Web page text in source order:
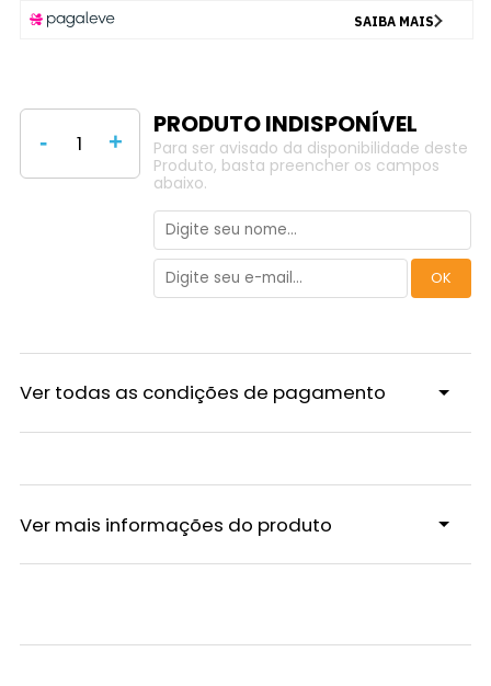
- +
Para ser avisado da disponibilidade deste
Produto, basta preencher os campos
abaixo.
Ver todas as condições de pagamento
Ver mais informações do produto